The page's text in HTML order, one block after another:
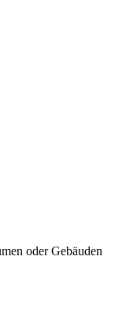
oder Gebäuden